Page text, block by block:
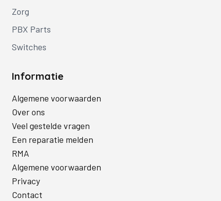
Zorg
PBX Parts
Switches
Informatie
Algemene voorwaarden
Over ons
Veel gestelde vragen
Een reparatie melden
RMA
Algemene voorwaarden
Privacy
Contact